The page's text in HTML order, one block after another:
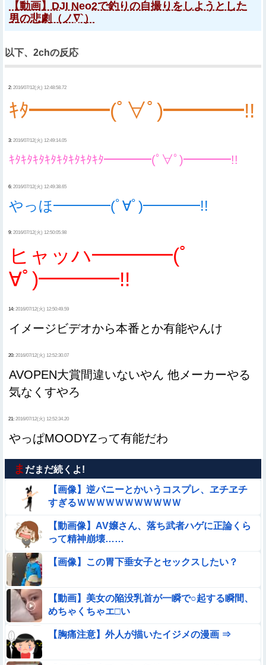
【動画】DJI Neo2で釣りの自撮りをしようとした
男の悲劇（ノ∇`）
以下、2chの反応
2: 2016/07/12(火) 12:48:58.72
ｷﾀ━━━━(ﾟ∀ﾟ)━━━━!!
3: 2016/07/12(火) 12:49:14.05
ｷﾀｷﾀｷﾀｷﾀｷﾀｷﾀｷﾀｷﾀ━━━━(ﾟ∀ﾟ)━━━━!!
6: 2016/07/12(火) 12:49:38.65
やっほ━━━━(ﾟ∀ﾟ)━━━━!!
9: 2016/07/12(火) 12:50:05.98
ヒャッハ━━━━(ﾟ
∀ﾟ)━━━━!!
14: 2016/07/12(火) 12:50:49.59
イメージビデオから本番とか有能やんけ
20: 2016/07/12(火) 12:52:30.07
AVOPEN大賞間違いないやん 他メーカーやる
気なくすやろ
21: 2016/07/12(火) 12:52:34.20
やっぱMOODYZって有能だわ
ま だまだ続くよ!
【画像】逆バニーとかいうコスプレ、ヱチヱチ
すぎるＷＷＷＷＷＷＷＷＷＷＷ
【動画像】AV嬢さん、落ち武者ハゲに正論くら
って精神崩壊……
【画像】この胃下垂女子とセックスしたい？
【動画】美女の陥没乳首が一瞬で○起する瞬間、
めちゃくちゃエ□い
【胸痛注意】外人が描いたイジメの漫画 ⇒